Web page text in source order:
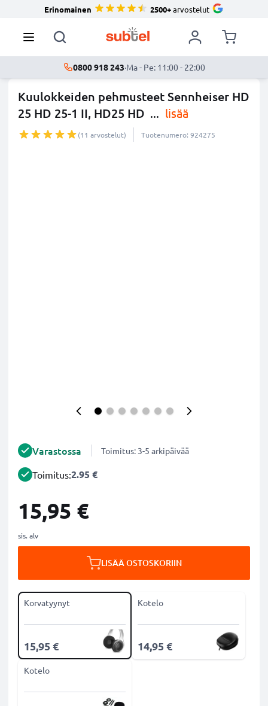
Erinomainen 2500+arvostelut
0800 918 243·Ma - Pe: 11:00 - 22:00
Kuulokkeiden pehmusteet Sennheiser HD
25 HD 25-1 II, HD25 HD ... lisää
(11 arvostelut) Tuotenumero: 924275
Varastossa Toimitus: 3-5 arkipäivää
Toimitus:2.95 €
15,95 €
sis. alv
LISÄÄ OSTOSKORIIN
Korvatyynyt
15,95 €
Kotelo
14,95 €
Kotelo